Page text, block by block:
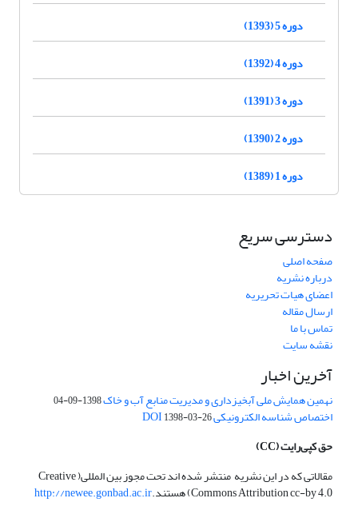
دوره 5 (1393)
دوره 4 (1392)
دوره 3 (1391)
دوره 2 (1390)
دوره 1 (1389)
دسترسی سریع
صفحه اصلی
درباره نشریه
اعضای هیات تحریریه
ارسال مقاله
تماس با ما
نقشه سایت
آخرین اخبار
نهمین همایش ملی آبخیزداری و مدیریت منابع آب و خاک1398-09-04
اختصاص شناسه الکترونیکی DOI1398-03-26
حق کپی‌رایت(CC)
مقالاتی که در این نشریه منتشر شده اند تحت مجوز بین المللی( Creative
Commons Attribution cc-by 4.0) هستند.
http://newee.gonbad.ac.ir